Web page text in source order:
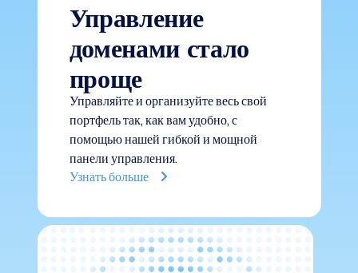
Управление
доменами стало
проще
Управляйте и организуйте весь свой
портфель так, как вам удобно, с
помощью нашей гибкой и мощной
панели управления.
Узнать больше